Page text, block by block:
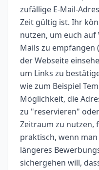
zufällige E-Mail-
Zeit gültig ist. Ihr
nutzen, um euch auf
Mails zu
der Webseite
um Links zu
wie zum Beispiel
Möglichkeit, die
zu "reservieren"
Zeitraum zu nutzen,
praktisch, wenn
längeres
sichergehen will,